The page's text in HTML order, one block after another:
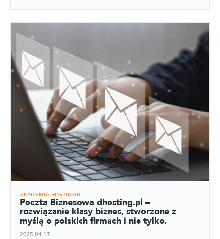
AKADEMIA HOSTINGU
Poczta Biznesowa dhosting.pl –
rozwiązanie klasy biznes, stworzone z
myślą o polskich firmach i nie tylko.
2025-04-17